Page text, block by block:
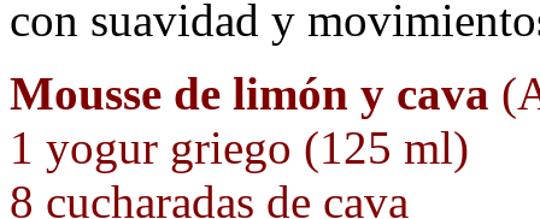
con suavidad y
Mousse de limón y cava
1 yogur griego (125 ml)
8 cucharadas de cava